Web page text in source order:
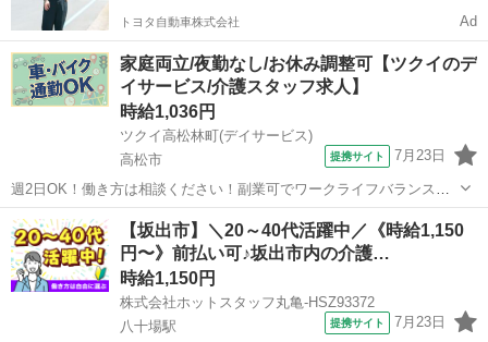
トヨタ自動車株式会社 Ad
家庭両立/夜勤なし/お休み調整可【ツクイのデ
イサービス/介護スタッフ求人】
時給1,036円
ツクイ高松林町(デイサービス)
高松市
提携サイト 7月23日
週2日OK！働き方は相談ください！副業可でワークライフバランス◎
あなたに合った働き方が探せます！ ★☆ 働きやすいメリット多数
★☆ ＼＼サービス・職種の魅力／／ 「今私たちに求められていること
は何だろう」「どんな工夫を...
香川 高松市 介護
【坂出市】＼20～40代活躍中／《時給1,150
円〜》前払い可♪坂出市内の介護…
時給1,150円
株式会社ホットスタッフ丸亀-HSZ93372
八十場駅
提携サイト 7月23日